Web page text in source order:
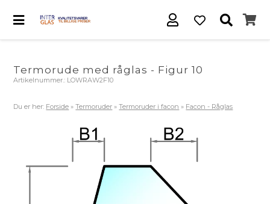
Termorude med råglas - Figur 10
Artikelnummer.: LOWRAW2F10
Du er her: Forside »Termoruder »Termoruder i facon » Facon - Råglas